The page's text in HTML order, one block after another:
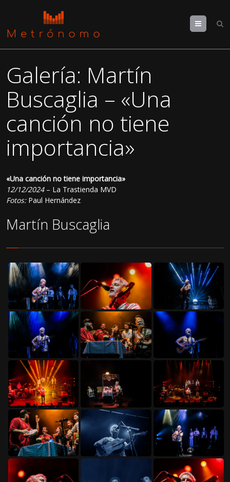
Menu
Galería: Martín
Buscaglia – «Una
canción no tiene
importancia»
«Una canción no tiene importancia»
12/12/2024– La Trastienda MVD
Fotos:Paul Hernández
Martín Buscaglia